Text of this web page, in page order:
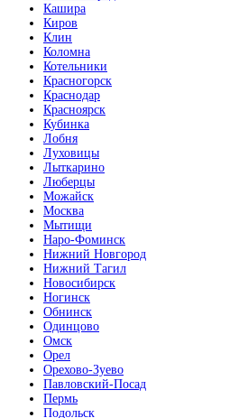
Кашира
Киров
Клин
Коломна
Котельники
Красногорск
Краснодар
Красноярск
Кубинка
Лобня
Луховицы
Лыткарино
Люберцы
Можайск
Москва
Мытищи
Наро-Фоминск
Нижний Новгород
Нижний Тагил
Новосибирск
Ногинск
Обнинск
Одинцово
Омск
Орел
Орехово-Зуево
Павловский-Посад
Пермь
Подольск